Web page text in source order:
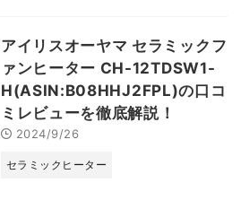
アイリスオーヤマ セラミックフ
ァンヒーター CH-12TDSW1-
H(ASIN:B08HHJ2FPL)の口コ
ミレビューを徹底解説！
2024/9/26
セラミックヒーター